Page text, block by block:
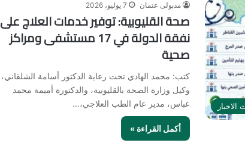
الاخبار
مدبولى عتمان 7 يوليو، 2026
صحة القليوبية: توفير خدمات العلاج على
نفقة الدولة في 17 مستشفى ومراكز
صحية
كتب: محمد الهادي تحت رعاية الدكتور أسامة الشلقاني،
وكيل وزارة الصحة بالقليوبية، والدكتورة أميمة محمد
عباس، مدير عام الطب العلاجي،…
أكمل القراءة »